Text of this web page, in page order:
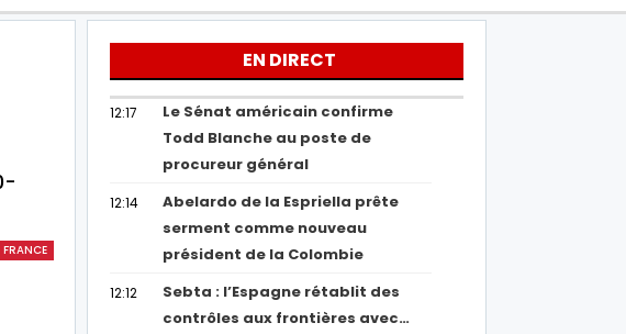
FRANCE
EN DIRECT
12:17
Le Sénat américain confirme
Todd Blanche au poste de
procureur général
12:14
Abelardo de la Espriella prête
serment comme nouveau
président de la Colombie
12:12
Sebta : l’Espagne rétablit des
contrôles aux frontières avec…